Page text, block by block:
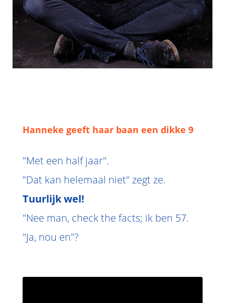
Hanneke geeft haar baan een dikke 9
"Met een half jaar".
"Dat kan helemaal niet" zegt ze.
Tuurlijk wel!
"Nee man, check the facts; ik ben 57.
"Ja, nou en"?